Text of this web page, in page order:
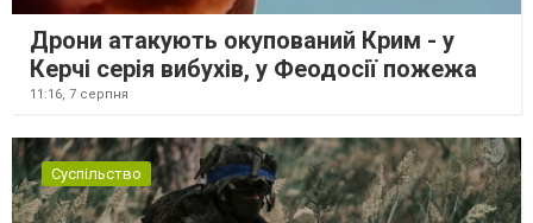
Дрони атакують окупований Крим - у
Керчі серія вибухів, у Феодосії пожежа
11:16, 7 серпня
Суспільство